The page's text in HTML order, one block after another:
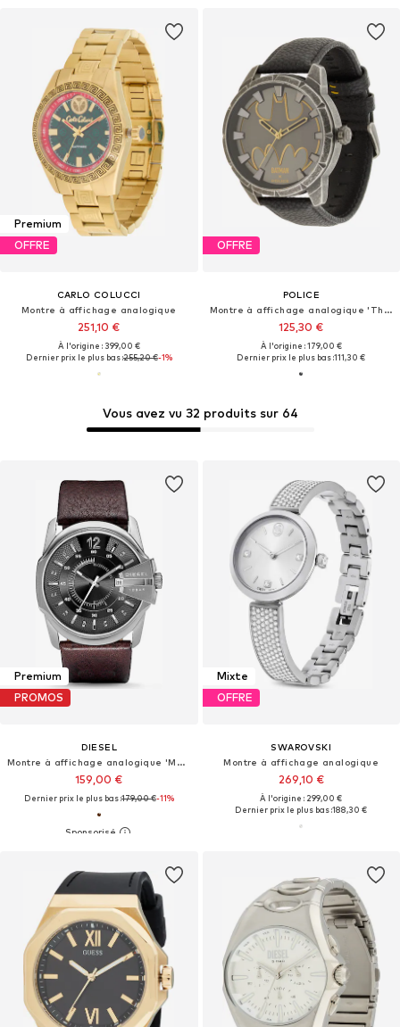
Premium
OFFRE
CARLO COLUCCI
Montre à affichage analogique
251,10 €
À l'origine : 399,00 €
Dernier prix le plus bas :255,20 €-1%
OFFRE
POLICE
Montre à affichage analogique 'The Bat'
125,30 €
À l'origine : 179,00 €
Dernier prix le plus bas :111,30 €
Vous avez vu 32 produits sur 64
Premium
PROMOS
DIESEL
Montre à affichage analogique 'Master Chief'
159,00 €
Dernier prix le plus bas :179,00 €-11%
Mixte
OFFRE
SWAROVSKI
Montre à affichage analogique
269,10 €
À l'origine : 299,00 €
Dernier prix le plus bas :188,30 €